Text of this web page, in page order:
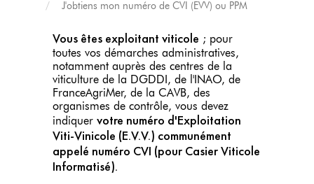
J'obtiens mon numéro de CVI (EVV) ou PPM
Vous êtes exploitant viticole ; pour
toutes vos démarches administratives,
notamment auprès des centres de la
viticulture de la DGDDI, de l'INAO, de
FranceAgriMer, de la CAVB, des
organismes de contrôle, vous devez
indiquer votre numéro d'Exploitation
Viti-Vinicole (E.V.V.) communément
appelé numéro CVI (pour Casier Viticole
Informatisé).